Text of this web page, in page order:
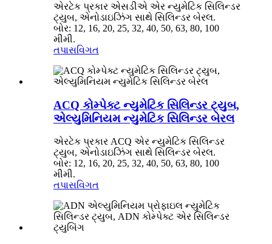
એરટેક પ્રકાર એસડીએ એર ન્યુમેટિક સિલિન્ડર
ટ્યુબ, એનોડાઇઝિંગ સાથે સિલિન્ડર બેરલ.
બોર: 12, 16, 20, 25, 32, 40, 50, 63, 80, 100
મીમી.
તપાસવિગત
ACQ કોમ્પેક્ટ ન્યુમેટિક સિલિન્ડર ટ્યુબ,
એલ્યુમિનિયમ ન્યુમેટિક સિલિન્ડર બેરલ
એરટેક પ્રકાર ACQ એર ન્યુમેટિક સિલિન્ડર
ટ્યુબ, એનોડાઇઝિંગ સાથે સિલિન્ડર બેરલ.
બોર: 12, 16, 20, 25, 32, 40, 50, 63, 80, 100
મીમી.
તપાસવિગત